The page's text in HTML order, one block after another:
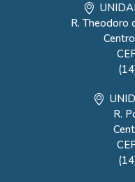
R. Theodoro
R.